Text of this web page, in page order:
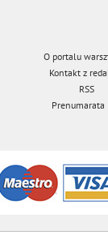
O portalu
Kontakt z
RSS
Prenumarata